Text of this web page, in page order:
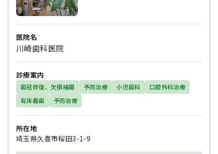
医院名
川崎歯科医院
診療案内
歯冠修復、欠損補綴 予防治療 小児歯科
口腔外科治療
有床義歯
予防治療
所在地
埼玉県久喜市桜田3-1-9